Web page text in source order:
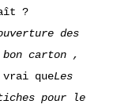
?
des
carton ,
queLes
pour le